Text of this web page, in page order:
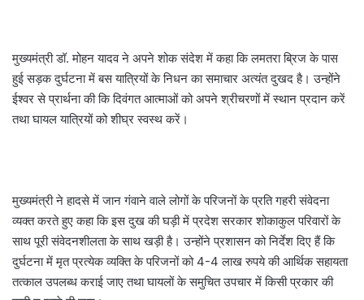
मुख्यमंत्री डॉ. मोहन यादव ने अपने शोक संदेश में कहा कि लमतरा ब्रिज के पास
हुई सड़क दुर्घटना में बस यात्रियों के निधन का समाचार अत्यंत दुखद है। उन्होंने
ईश्वर से प्रार्थना की कि दिवंगत आत्माओं को अपने श्रीचरणों में स्थान प्रदान करें
तथा घायल यात्रियों को शीघ्र स्वस्थ करें।
मुख्यमंत्री ने हादसे में जान गंवाने वाले लोगों के परिजनों के प्रति गहरी संवेदना
व्यक्त करते हुए कहा कि इस दुख की घड़ी में प्रदेश सरकार शोकाकुल परिवारों के
साथ पूरी संवेदनशीलता के साथ खड़ी है। उन्होंने प्रशासन को निर्देश दिए हैं कि
दुर्घटना में मृत प्रत्येक व्यक्ति के परिजनों को 4-4 लाख रुपये की आर्थिक सहायता
तत्काल उपलब्ध कराई जाए तथा घायलों के समुचित उपचार में किसी प्रकार की